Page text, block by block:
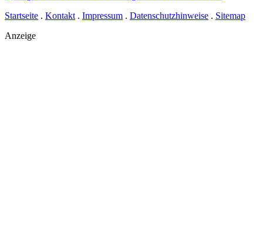
Startseite . Kontakt . Impressum . Datenschutzhinweise . Sitemap
Anzeige